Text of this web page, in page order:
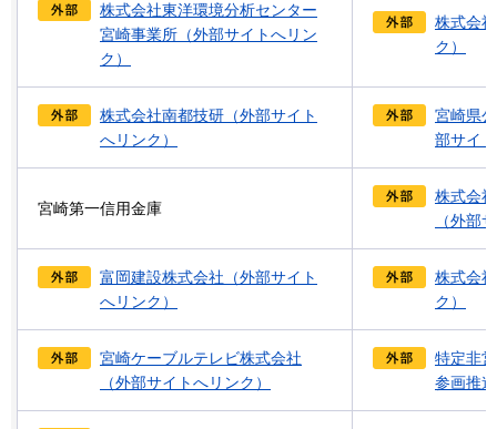
株式会社東洋環境分析センター
宮崎事業所（外部サイトへリン
ク）
株式会
ク）
株式会社南都技研（外部サイト
へリンク）
宮崎県
部サイ
宮崎第一信用金庫
株式会
（外部
富岡建設株式会社（外部サイト
へリンク）
株式会
ク）
宮崎ケーブルテレビ株式会社
（外部サイトへリンク）
特定非
参画推